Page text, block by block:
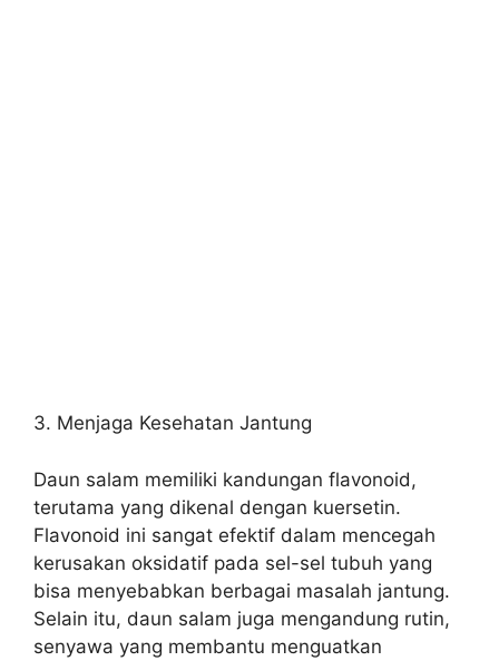
3. Menjaga Kesehatan Jantung
Daun salam memiliki kandungan flavonoid,
terutama yang dikenal dengan kuersetin.
Flavonoid ini sangat efektif dalam mencegah
kerusakan oksidatif pada sel-sel tubuh yang
bisa menyebabkan berbagai masalah jantung.
Selain itu, daun salam juga mengandung rutin,
senyawa yang membantu menguatkan